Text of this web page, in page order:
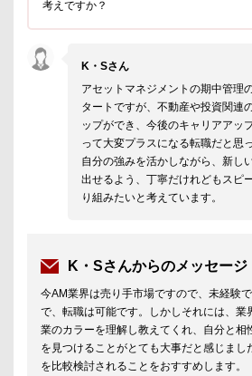
考えですか？
K・Sさん
アセットマネジメントの期中管理
タートですが、不動産や投資関連
ップができ、今後のキャリアアッ
って大変プラスになる転職だと思
自分の強みを活かしながら、新し
出せるよう、丁寧だけれどもスピ
り組みたいと考えています。
K・Sさんからのメッセージ
今AM業界は売り手市場ですので、未経験
で、転職は可能です。しかしそれには、業
業のカラーを理解し教えてくれ、自分と相
を見つけることがとても大事だと感じまし
を比較検討されることをおすすめします。